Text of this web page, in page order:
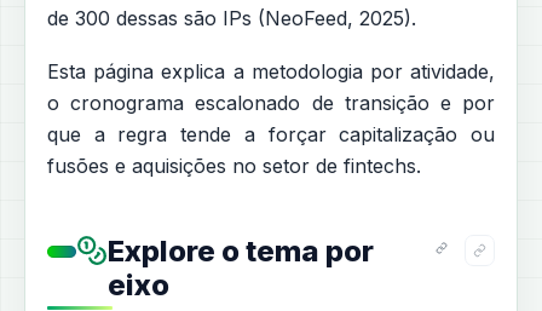
de 300 dessas são IPs (NeoFeed, 2025).
Esta página explica a metodologia por atividade,
o cronograma escalonado de transição e por
que a regra tende a forçar capitalização ou
fusões e aquisições no setor de fintechs.
Explore o tema por
eixo